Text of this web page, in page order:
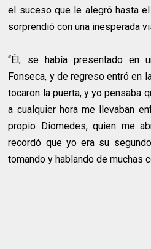
el suceso que le alegró hasta
sorprendió con una inesperada
“Él, se había presentado en
Fonseca, y de regreso entró en
tocaron la puerta, y yo pensaba
a cualquier hora me llevaban
propio Diomedes, quien me
recordó que yo era su
tomando y hablando de muchas